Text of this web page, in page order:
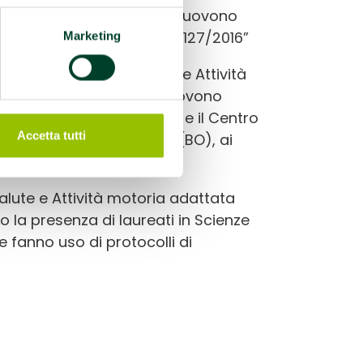
Marketing
Accetta tutti
Sportive che promuovono
ai sensi della DGR n.2127/2016”
che promuove Salute e Attività
di Palestre che promuovono
di Reggio Emilia (RE) e il Centro
di Ozzano dell’Emilia (BO), ai
e Attività motoria adattata
la presenza di laureati in Scienze
fanno uso di protocolli di